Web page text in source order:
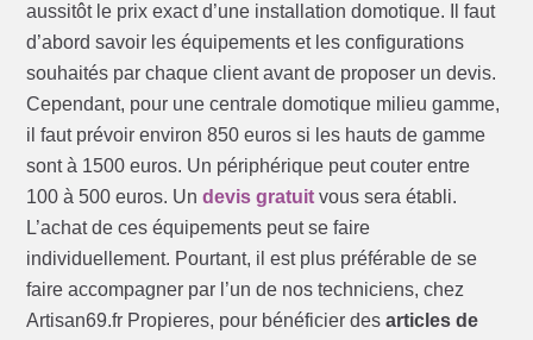
aussitôt le prix exact d’une installation domotique. Il faut
d’abord savoir les équipements et les configurations
souhaités par chaque client avant de proposer un devis.
Cependant, pour une centrale domotique milieu gamme,
il faut prévoir environ 850 euros si les hauts de gamme
sont à 1500 euros. Un périphérique peut couter entre
100 à 500 euros. Undevis gratuit vous sera établi.
L’achat de ces équipements peut se faire
individuellement. Pourtant, il est plus préférable de se
faire accompagner par l’un de nos techniciens, chez
Artisan69.fr Propieres, pour bénéficier desarticles de